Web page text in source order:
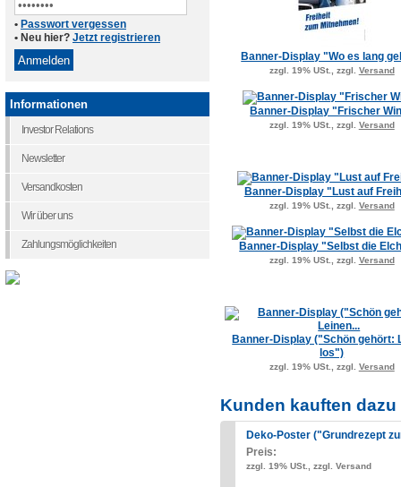
Banner-Display "Wo es lang
zzgl. 19% USt., zzgl. Versand
Banner-Display "Frischer
zzgl. 19% USt., zzgl. Versand
Banner-Display "Lust auf
zzgl. 19% USt., zzgl. Versand
Banner-Display "Selbst die
zzgl. 19% USt., zzgl. Versand
Banner-Display ("Schön gehört:
los")
zzgl. 19% USt., zzgl. Versand
Kunden kauften
Deko-Poster ("Grundrezept
Preis:
zzgl. 19% USt., zzgl. Versand
• Passwort vergessen
• Neu hier? Jetzt registrieren
Informationen
Investor Relations
Newsletter
Versandkosten
Wir über uns
Zahlungsmöglichkeiten